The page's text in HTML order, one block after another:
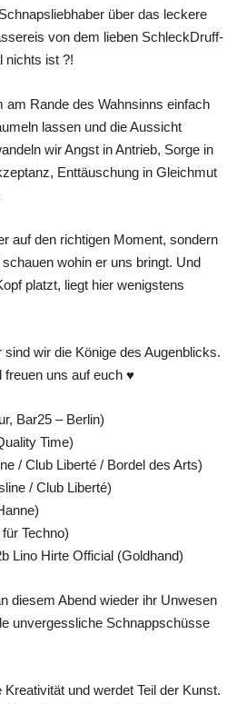
über das leckere
von dem lieben SchleckDruff-
nichts ist ?!
Rande des Wahnsinns einfach
lassen und die Aussicht
wir Angst in Antrieb, Sorge in
Enttäuschung in Gleichmut
auf den richtigen Moment, sondern
wohin er uns bringt. Und
platzt, liegt hier wenigstens
wir die Könige des Augenblicks.
uns auf euch ♥
Bar25 – Berlin)
Time)
/ Club Liberté / Bordel des Arts)
/ Club Liberté)
Techno)
Lino Hirte Official (Goldhand)
diesem Abend wieder ihr Unwesen
unvergessliche Schnappschüsse
und werdet Teil der Kunst.